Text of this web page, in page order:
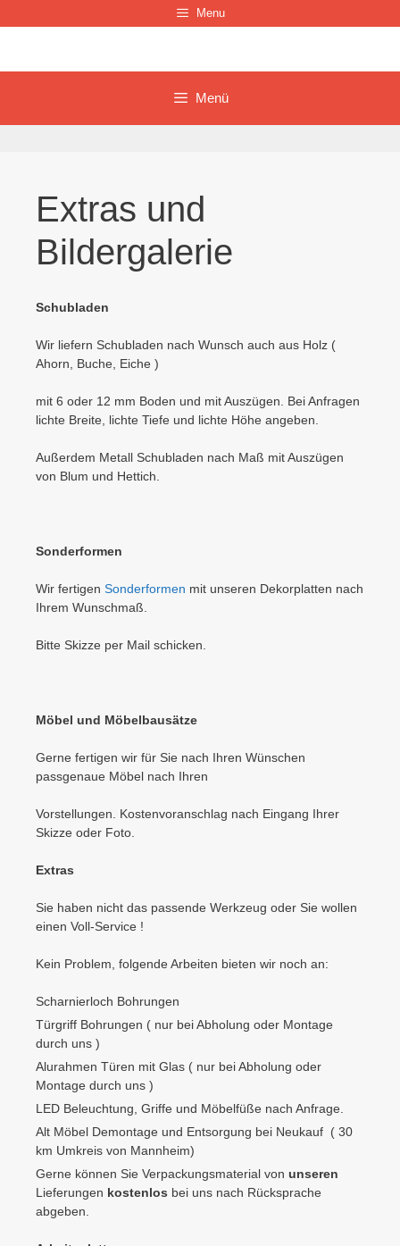
Inhalt
Menu
Menü
Extras und
Bildergalerie
Schubladen
Wir liefern Schubladen nach Wunsch auch aus Holz (
Ahorn, Buche, Eiche )
mit 6 oder 12 mm Boden und mit Auszügen. Bei Anfragen
lichte Breite, lichte Tiefe und lichte Höhe angeben.
Außerdem Metall Schubladen nach Maß mit Auszügen
von Blum und Hettich.
Sonderformen
Wir fertigen Sonderformen mit unseren Dekorplatten nach
Ihrem Wunschmaß.
Bitte Skizze per Mail schicken.
Möbel und Möbelbausätze
Gerne fertigen wir für Sie nach Ihren Wünschen
passgenaue Möbel nach Ihren
Vorstellungen. Kostenvoranschlag nach Eingang Ihrer
Skizze oder Foto.
Extras
Sie haben nicht das passende Werkzeug oder Sie wollen
einen Voll-Service !
Kein Problem, folgende Arbeiten bieten wir noch an:
Scharnierloch Bohrungen
Türgriff Bohrungen ( nur bei Abholung oder Montage
durch uns )
Alurahmen Türen mit Glas ( nur bei Abholung oder
Montage durch uns )
LED Beleuchtung, Griffe und Möbelfüße nach Anfrage.
Alt Möbel Demontage und Entsorgung bei Neukauf ( 30
km Umkreis von Mannheim)
Gerne können Sie Verpackungsmaterial von unseren
Lieferungen kostenlos bei uns nach Rücksprache
abgeben.